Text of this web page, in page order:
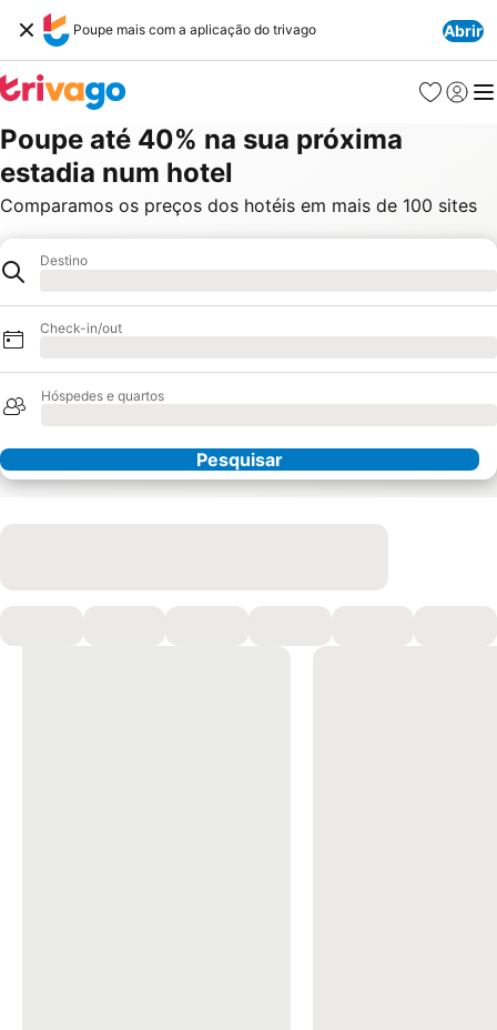
Poupe mais com a aplicação do trivago Abrir
Favoritos
Iniciar
Poupe até 40% na sua próxima
estadia num hotel
Comparamos os preços dos hotéis em mais de 100 sites
Hotel
Destino
Check-in/out
Hóspedes e quartos
Pesquisar
Os nossos parceiros